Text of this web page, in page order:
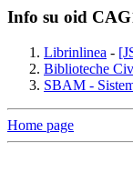
Info su oid
Librinlinea -
Biblioteche
SBAM -
Home page